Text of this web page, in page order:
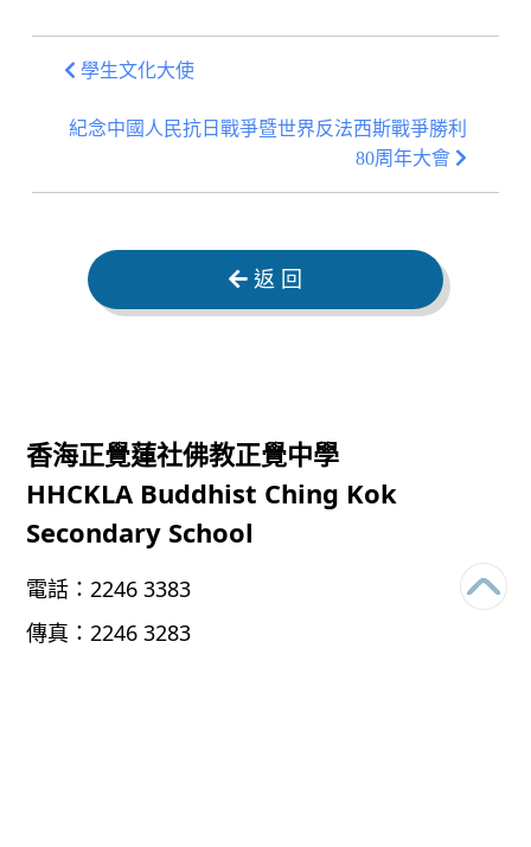
學生文化大使
紀念中國人民抗日戰爭暨世界反法西斯戰爭勝利
80周年大會
返 回
香海正覺蓮社佛教正覺中學
HHCKLA Buddhist Ching Kok
Secondary School
電話： 2246 3383
傳真： 2246 3283